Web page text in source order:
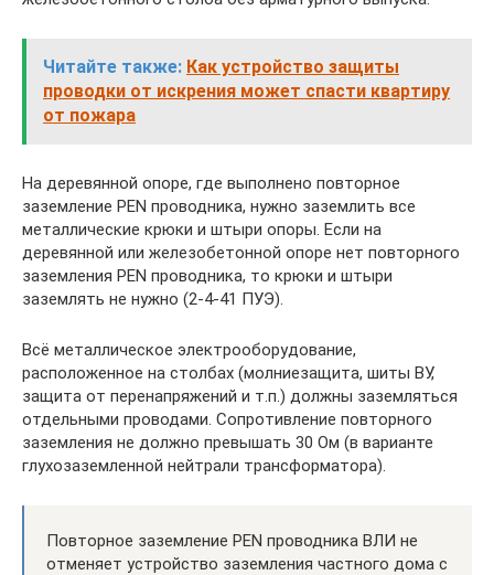
Читайте также: Как устройство защиты
проводки от искрения может спасти квартиру
от пожара
На деревянной опоре, где выполнено повторное
заземление PEN проводника, нужно заземлить все
металлические крюки и штыри опоры. Если на
деревянной или железобетонной опоре нет повторного
заземления PEN проводника, то крюки и штыри
заземлять не нужно (2-4-41 ПУЭ).
Всё металлическое электрооборудование,
расположенное на столбах (молниезащита, шиты ВУ,
защита от перенапряжений и т.п.) должны заземляться
отдельными проводами. Сопротивление повторного
заземления не должно превышать 30 Ом (в варианте
глухозаземленной нейтрали трансформатора).
Повторное заземление PEN проводника ВЛИ не
отменяет устройство заземления частного дома с